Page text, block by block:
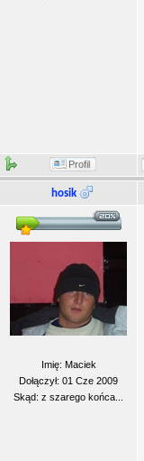
Profil
hosik
Imię: Maciek
Dołączył: 01 Cze 2009
Skąd: z szarego końca...